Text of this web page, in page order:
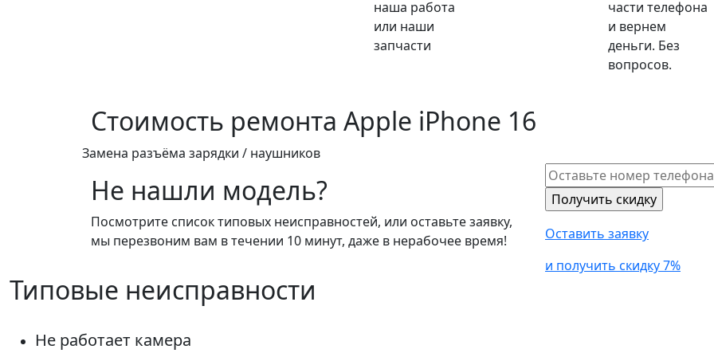
наша работа
или наши
запчасти
части телефона
и вернем
деньги. Без
вопросов.
Стоимость ремонта Apple iPhone 16
Замена разъёма зарядки / наушников
Не нашли модель?
Посмотрите список типовых неисправностей, или оставьте заявку,
мы перезвоним вам в течении 10 минут, даже в нерабочее время!
Оставить заявку
и получить скидку 7%
Типовые неисправности
Не работает камера